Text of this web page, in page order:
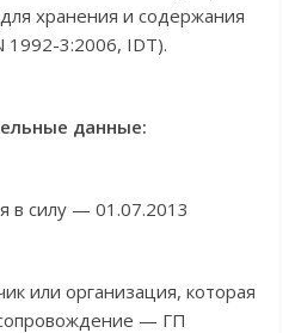
хранения и содержания
1992-3:2006, IDT).
данные:
в силу — 01.07.2013
или организация, которая
— ГП